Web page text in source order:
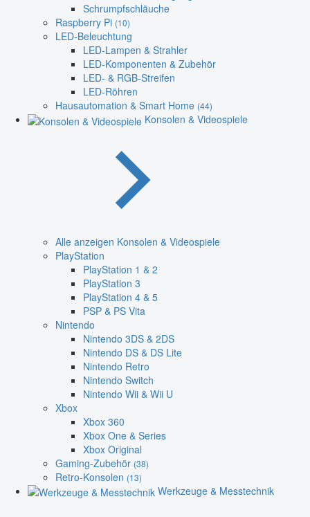
Schrumpfschläuche
Raspberry Pi (10)
LED-Beleuchtung
LED-Lampen & Strahler
LED-Komponenten & Zubehör
LED- & RGB-Streifen
LED-Röhren
Hausautomation & Smart Home (44)
Konsolen & Videospiele
Alle anzeigen Konsolen & Videospiele
PlayStation
PlayStation 1 & 2
PlayStation 3
PlayStation 4 & 5
PSP & PS Vita
Nintendo
Nintendo 3DS & 2DS
Nintendo DS & DS Lite
Nintendo Retro
Nintendo Switch
Nintendo Wii & Wii U
Xbox
Xbox 360
Xbox One & Series
Xbox Original
Gaming-Zubehör (38)
Retro-Konsolen (13)
Werkzeuge & Messtechnik